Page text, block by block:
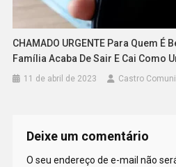
CHAMADO URGENTE Para Quem
Família Acaba De Sair E Cai Como
11 de abril de 2023 Castro
Deixe um comentário
O seu endereço de e-mail não